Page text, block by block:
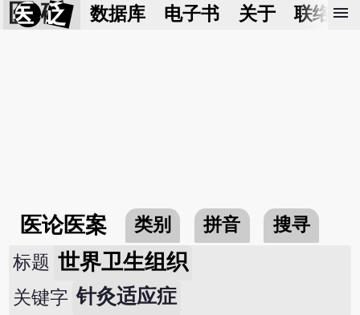
医 砭 数据库 电子书 关于 联络我
menu
医论医案 类别 拼音
搜寻
标题 世界卫生组织
关键字 针灸适应症